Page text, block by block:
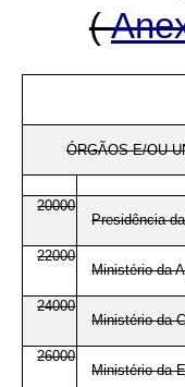
(
ÓRGÃOS E/OU
20000
Presidência
22000
Ministério da
24000
Ministério da
26000
Ministério da